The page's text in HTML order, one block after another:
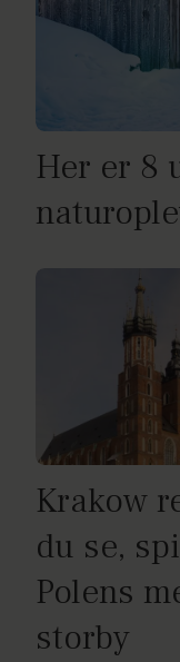
Her er 8
Krakow
du se,
Polens
storby